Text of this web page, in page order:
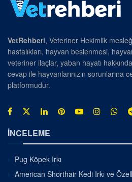
VetRehberi, Veteriner Hekimlik
hastalıkları, hayvan beslenmesi,
veteriner ilaçlar, yaban hayatı
cevap ile hayvanlarınızın sorunlarına
platformudur.
İNCELEME
Pug Köpek Irkı
American Shorthair Kedi Irkı ve